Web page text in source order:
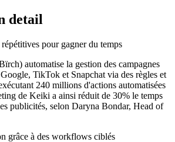
detail
pour gagner du temps
automatise la gestion des campagnes
TikTok et Snapchat via des règles et
240 millions d'actions automatisées
de Keiki a ainsi réduit de 30% le temps
publicités, selon Daryna Bondar, Head of
grâce à des workflows ciblés